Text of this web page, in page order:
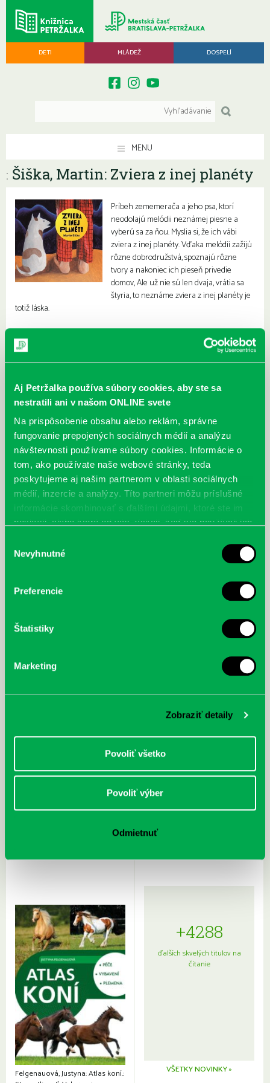
Aj Petržalka používa súbory cookies, aby ste sa
nestratili ani v našom ONLINE svete
Na prispôsobenie obsahu alebo reklám, správne
fungovanie prepojených sociálnych médií a analýzu
návštevnosti používame súbory cookies. Informácie o
tom, ako používate naše webové stránky, teda
poskytujeme aj našim partnerom v oblasti sociálnych
médií, inzercie a analýzy. Títo partneri môžu príslušné
informácie skombinovať s ďalšími údajmi, ktoré ste im
poskytli, alebo ktoré od vás získali, keď ste používali ich
súhlasu
Nevyhnutné
Preferencie
Štatistiky
Marketing
Zobraziť detaily
Povoliť všetko
Povoliť výber
Odmietnuť
DETI MLÁDEŽ DOSPELÍ
MENU
: Šiška, Martin: Zviera z inej planéty
Príbeh zememerača a jeho psa, ktorí
neodolajú melódii neznámej piesne a
vyberú sa za ňou. Myslia si, že ich vábi
zviera z inej planéty. Vďaka melódii zažijú
rôzne dobrodružstvá, spoznajú rôzne
tvory a nakoniec ich pieseň privedie
domov, Ale už nie sú len dvaja, vrátia sa
štyria, to neznáme zviera z inej planéty je
totiž láska.
McGrath, Andy: Tadej Pogačar:
nezastaviteľný
Rudź, Przemyslaw: Atlas hviezd:
Hardy, Paula: Japonsko na tanieri:
japonskou kuchyňou a etiketou
Felgenauová, Justyna: Atlas koní.:
+4288
ďalších skvelých titulov na
čítanie
VŠETKY NOVINKY »